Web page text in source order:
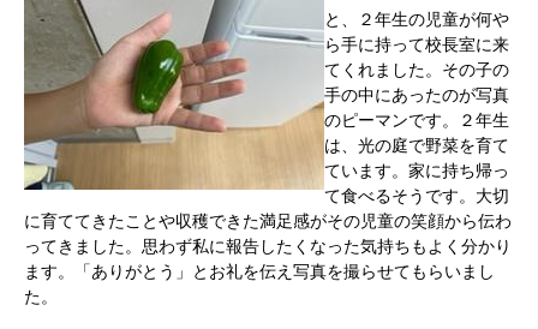
と、２年生の児童が何や
ら手に持って校長室に来
てくれました。その子の
手の中にあったのが写真
のピーマンです。２年生
は、光の庭で野菜を育て
ています。家に持ち帰っ
て食べるそうです。大切
に育ててきたことや収穫できた満足感がその児童の笑顔から伝わ
ってきました。思わず私に報告したくなった気持ちもよく分かり
ます。「ありがとう」とお礼を伝え写真を撮らせてもらいまし
た。